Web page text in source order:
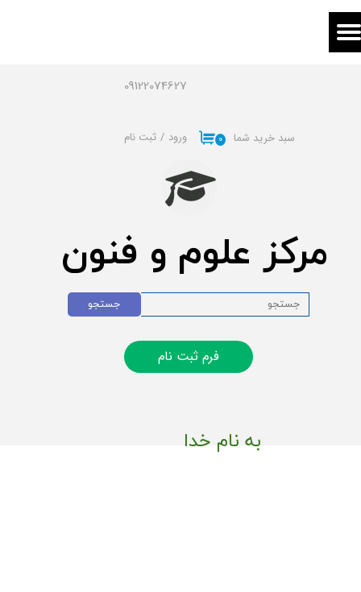
09122074627
مرکز علوم و فنون
۰ سبد خرید شما ورود / ثبت نام
حساب کاربری من
خروج از حساب کاربری
فرم ثبت نام
جستجو
به نام خدا